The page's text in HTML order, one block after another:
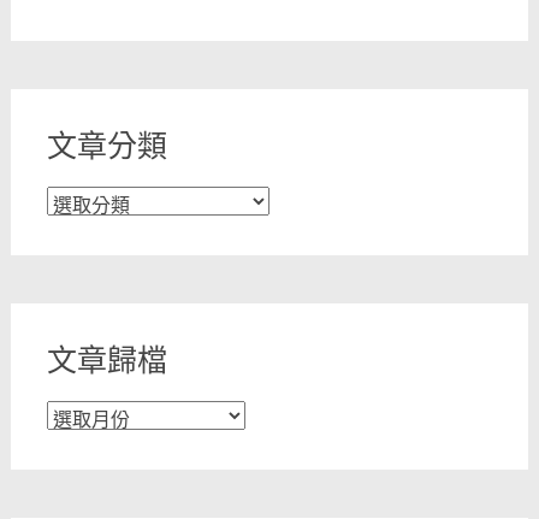
文章分類
文
文章歸檔
文